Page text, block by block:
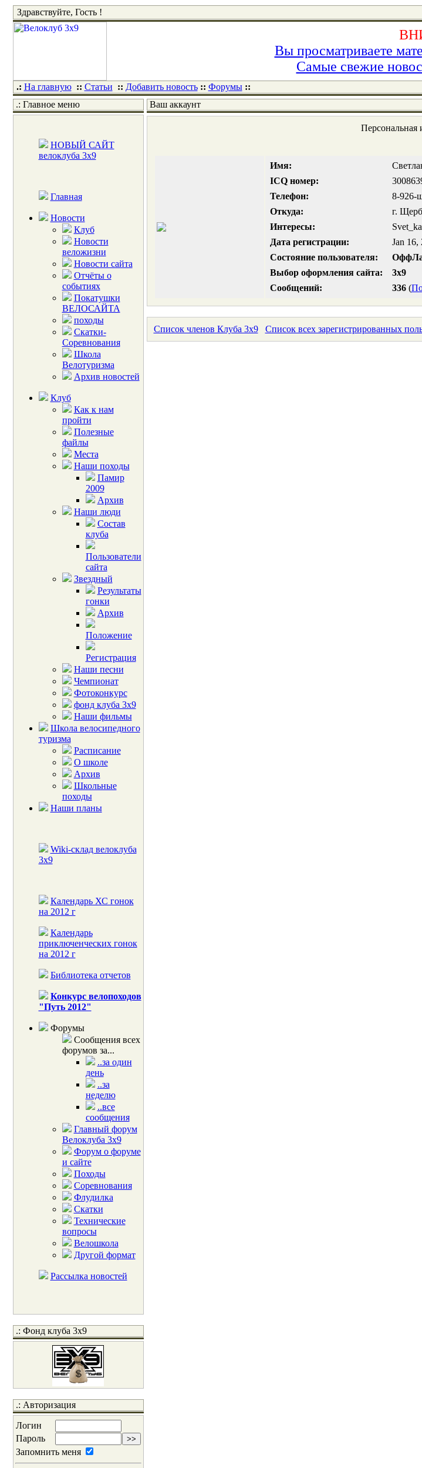
Здравствуйте, Гость !
Вы просматриваете
Самые свежие
.: На главную :: Статьи :: Добавить новость :: Форумы ::
.: Главное меню
НОВЫЙ САЙТ
велоклуба 3x9
Главная
Новости
Клуб
Новости
веложизни
Новости сайта
Отчёты о
событиях
Покатушки
ВЕЛОСАЙТА
походы
Скатки-
Соревнования
Школа
Велотуризма
Архив новостей
Клуб
Как к нам
пройти
Полезные
файлы
Места
Наши походы
Памир
2009
Архив
Наши люди
Состав
клуба
Пользователи
сайта
Звездный
Результаты
гонки
Архив
Положение
Регистрация
Наши песни
Чемпионат
Фотоконкурс
фонд клуба 3х9
Наши фильмы
Школа велосипедного
туризма
Расписание
О школе
Архив
Школьные
походы
Наши планы
Wiki-склад велоклуба
3x9
Календарь ХС гонок
на 2012 г
Календарь
приключенческих гонок
на 2012 г
Библиотека отчетов
Конкурс велопоходов
"Путь 2012"
Форумы
Сообщения всех
форумов за...
..за один
день
..за
неделю
..все
сообщения
Главный форум
Велоклуба 3х9
Форум о форуме
и сайте
Походы
Соревнования
Флудилка
Скатки
Технические
вопросы
Велошкола
Другой формат
Рассылка новостей
.: Фонд клуба 3x9
.: Авторизация
Логин
Пароль
Запомнить меня
Ваш аккаунт
Персональная
Имя:
ICQ номер:
Телефон:
8-926-
Откуда:
г.
Интересы:
Svet_ka
Дата регистрации:
Jan 16,
Состояние пользователя:
Выбор оформления сайта:
3x9
Сообщений:
336(
Список членов Клуба 3x9 Список всех зарегистрированных